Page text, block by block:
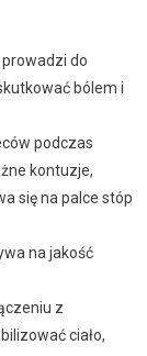
do
bólem i
podczas
kontuzje,
się na palce stóp
na jakość
z
ciało,